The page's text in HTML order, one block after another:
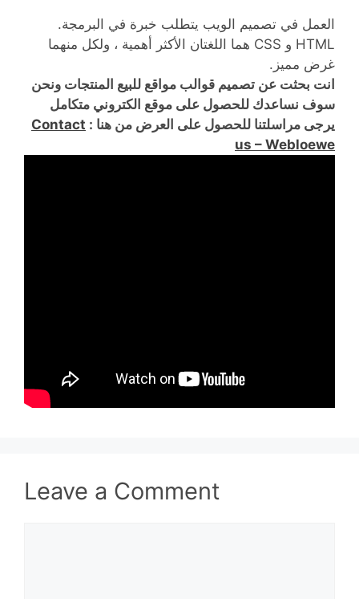
العمل في تصميم الويب يتطلب خبرة في البرمجة.
HTML و CSS هما اللغتان الأكثر أهمية ، ولكل منهما
غرض مميز.
انت بحثت عن تصميم قوالب مواقع للبيع المنتجات ونحن
سوف نساعدك للحصول على موقع الكتروني متكامل
يرجى مراسلتنا للحصول على العرض من هنا : Contact
us – Webloewe
Leave a Comment